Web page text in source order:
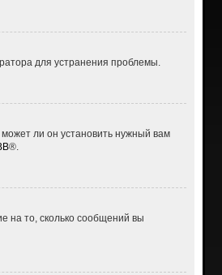
для устранения проблемы.
ли он установить нужный вам
®.
на то, сколько сообщений вы